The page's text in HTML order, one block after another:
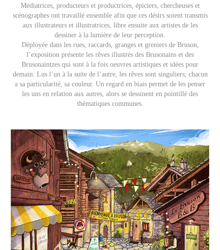
Médiatrices, producteurs et productrices, épiciers, chercheuses et
scénographes ont travaillé ensemble afin que ces désirs soient transmis
aux illustrateurs et illustratrices, libre ensuite aux artistes de les
dessiner à la lumière de leur perception.
Déployée dans les rues, raccards, granges et greniers de Bruson,
l’exposition présente les rêves illustrés des Brusonains et des
Brusonaintzes qui sont à la fois oeuvres artistiques et idées pour
demain. Lus l’un à la suite de l’autre, les rêves sont singuliers; chacun
a sa particularité, sa couleur. Un regard en biais permet de les penser
les uns en relation aux autres, alors se dessinent en pointillé des
thématiques communes.